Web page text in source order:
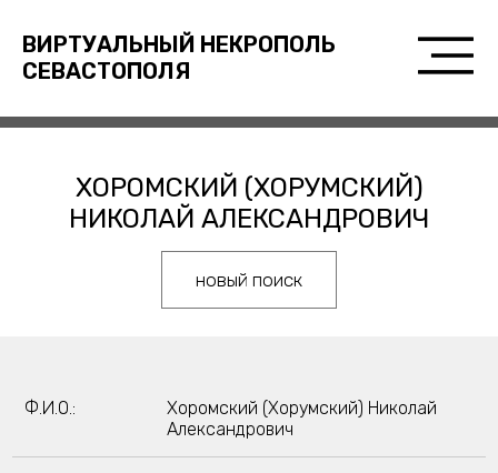
ВИРТУАЛЬНЫЙ НЕКРОПОЛЬ
СЕВАСТОПОЛЯ
ХОРОМСКИЙ (ХОРУМСКИЙ)
НИКОЛАЙ АЛЕКСАНДРОВИЧ
новый поиск
Ф.И.О.:
Хоромский (Хорумский) Николай
Александрович